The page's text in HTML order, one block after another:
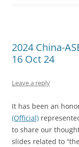
2024 China-
16 Oct 24
Leave a reply
It has been an
(Official)
to share our
slides related to